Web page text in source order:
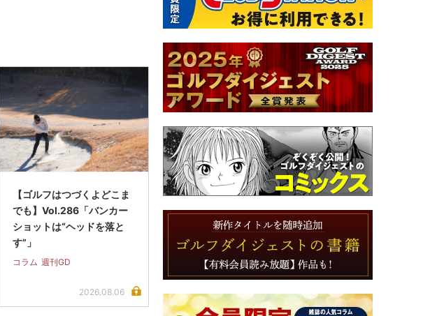
【ゴルフはつづくよどこま
でも】Vol.286「バンカー
ショットは“ヘッドを落と
す”」
コラム 週刊GD
2026.08.06